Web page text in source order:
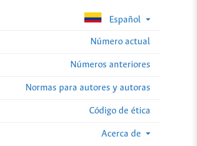
Español
Número actual
Números anteriores
Normas para autores y autoras
Código de ética
Acerca de